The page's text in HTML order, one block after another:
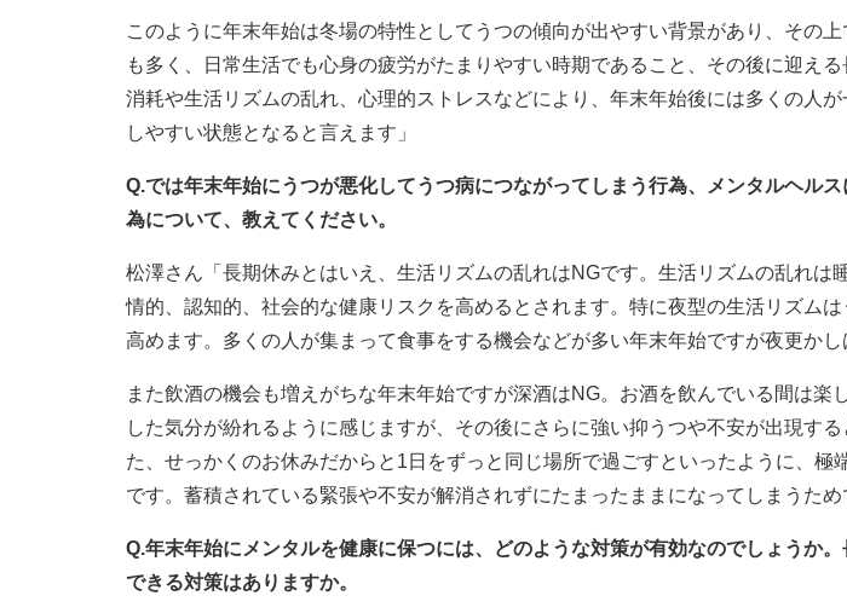
このように年末年始は冬場の特性としてうつの傾向が出やすい背景があり、その
も多く、日常生活でも心身の疲労がたまりやすい時期であること、その後に迎え
消耗や生活リズムの乱れ、心理的ストレスなどにより、年末年始後には多くの人
しやすい状態となると言えます」
Q.では年末年始にうつが悪化してうつ病につながってしまう行為、メンタルヘル
為について、教えてください。
松澤さん「長期休みとはいえ、生活リズムの乱れはNGです。生活リズムの乱れは
情的、認知的、社会的な健康リスクを高めるとされます。特に夜型の生活リズム
高めます。多くの人が集まって食事をする機会などが多い年末年始ですが夜更かし
また飲酒の機会も増えがちな年末年始ですが深酒はNG。お酒を飲んでいる間は楽
した気分が紛れるように感じますが、その後にさらに強い抑うつや不安が出現する
た、せっかくのお休みだからと1日をずっと同じ場所で過ごすといったように、極
です。蓄積されている緊張や不安が解消されずにたまったままになってしまうため
Q.年末年始にメンタルを健康に保つには、どのような対策が有効なのでしょうか。
できる対策はありますか。